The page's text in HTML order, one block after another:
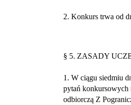
2. Konkurs trwa od
§ 5. ZASADY
1. W ciągu siedmiu
pytań konkursowych
odbiorczą Z